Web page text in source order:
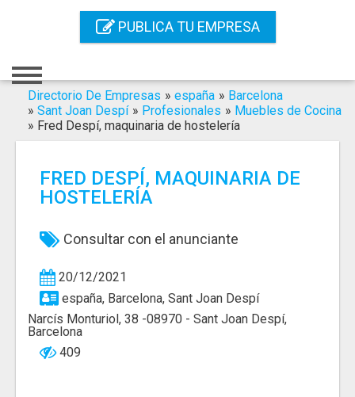
PUBLICA TU EMPRESA
Registro
Contacto
Servicios SEO
Publica Tu Empresa
Buscar
Directorio De Empresas » españa » Barcelona
» Sant Joan Despí » Profesionales » Muebles de Cocina
» Fred Despí, maquinaria de hostelería
FRED DESPÍ, MAQUINARIA DE
HOSTELERÍA
Consultar con el anunciante
20/12/2021
españa, Barcelona, Sant Joan Despí
Narcís Monturiol, 38 -08970 - Sant Joan Despí,
Barcelona
409